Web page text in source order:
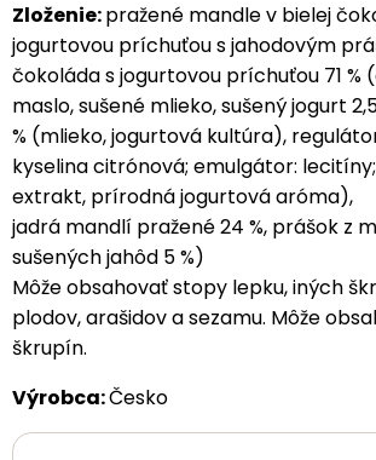
Zloženie:pražené mandle v bielej
jogurtovou príchuťou s jahodovým
čokoláda s jogurtovou príchuťou 71 %
maslo, sušené mlieko, sušený jogurt
% (mlieko, jogurtová kultúra),
kyselina citrónová; emulgátor:
extrakt, prírodná jogurtová aróma),
jadrá mandlí pražené 24 %, prášok z
sušených jahôd 5 %)
Môže obsahovať stopy lepku, iných
plodov, arašidov a sezamu. Môže
škrupín.
Výrobca:Česko